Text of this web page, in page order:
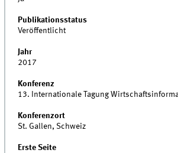
Publikationsstatus
Veröffentlicht
Jahr
2017
Konferenz
13. Internationale Tagung
Konferenzort
St. Gallen, Schweiz
Erste Seite